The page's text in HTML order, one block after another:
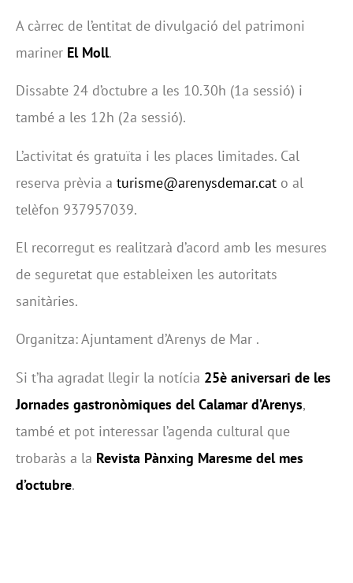
A càrrec de l’entitat de divulgació del patrimoni
mariner El Moll.
Dissabte 24 d’octubre a les 10.30h (1a sessió) i
també a les 12h (2a sessió).
L’activitat és gratuïta i les places limitades. Cal
reserva prèvia a turisme@arenysdemar.cat o al
telèfon 937957039.
El recorregut es realitzarà d’acord amb les mesures
de seguretat que estableixen les autoritats
sanitàries.
Organitza: Ajuntament d’Arenys de Mar .
Si t’ha agradat llegir la notícia 25è aniversari de les
Jornades gastronòmiques del Calamar d’Arenys,
també et pot interessar l’agenda cultural que
trobaràs a la Revista Pànxing Maresme del mes
d’octubre.